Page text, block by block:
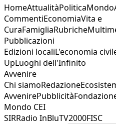
HomeAttualitàPoliticaMondo
CommentiEconomiaVita e
CuraFamigliaRubriche
Pubblicazioni
Edizioni localiL'economia
UpLuoghi dell'Infinito
Avvenire
Chi siamoRedazione
AvvenirePubblicità
Mondo CEI
SIRRadio InBluTV2000FISC